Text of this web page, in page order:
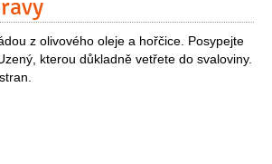
z olivového oleje a hořčice. Posypejte
kterou důkladně vetřete do svaloviny.